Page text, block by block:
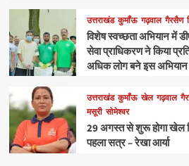
उत्तराखंड कुमाँऊ गढ़वाल गैरसैण
विशेष स्वच्छता अभियान में
सेवा प्राधिकरण ने किया
अधिक लोग बने इस अभियान
उत्तराखंड कुमाँऊ खेल गढ़वाल
मसूरी सोमेश्वर
29 अगस्त से शुरू होगा खेल
पहला सत्र – रेखा आर्या